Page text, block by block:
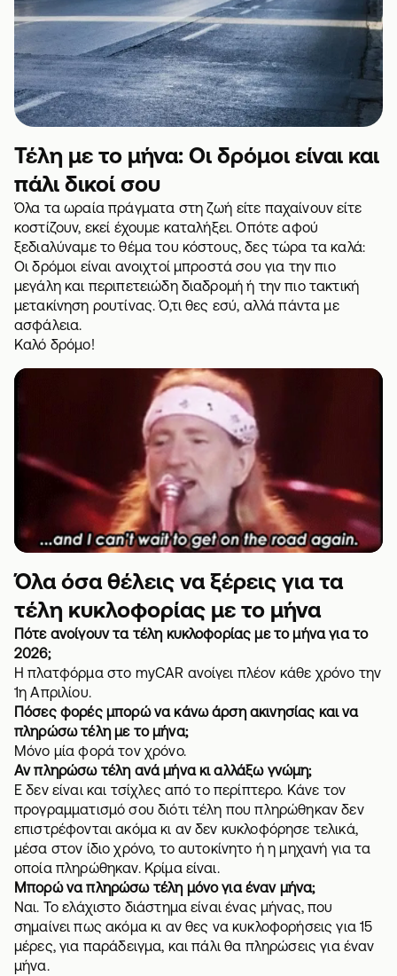
Τέλη με το μήνα: Οι δρόμοι είναι και
πάλι δικοί σου
Όλα τα ωραία πράγματα στη ζωή είτε παχαίνουν είτε
κοστίζουν, εκεί έχουμε καταλήξει. Οπότε αφού
ξεδιαλύναμε το θέμα του κόστους, δες τώρα τα καλά:
Οι δρόμοι είναι ανοιχτοί μπροστά σου για την πιο
μεγάλη και περιπετειώδη διαδρομή ή την πιο τακτική
μετακίνηση ρουτίνας. Ό,τι θες εσύ, αλλά πάντα με
ασφάλεια
Καλό δρόμο!
Όλα όσα θέλεις να ξέρεις για τα
τέλη κυκλοφορίας με το μήνα
Πότε ανοίγουν τα τέλη κυκλοφορίας με το μήνα για το
2026;
Η πλατφόρμα στο myCAR ανοίγει πλέον κάθε χρόνο την
1η Απριλίου.
Πόσες φορές μπορώ να κάνω άρση ακινησίας και να
πληρώσω τέλη με το μήνα;
Μόνο μία φορά τον χρόνο.
Αν πληρώσω τέλη ανά μήνα κι αλλάξω γνώμη;
Ε δεν είναι και τσίχλες από το περίπτερο. Κάνε τον
προγραμματισμό σου διότι τέλη που πληρώθηκαν δεν
επιστρέφονται ακόμα κι αν δεν κυκλοφόρησε τελικά,
μέσα στον ίδιο χρόνο, το αυτοκίνητο ή η μηχανή για τα
οποία πληρώθηκαν. Κρίμα είναι.
Μπορώ να πληρώσω τέλη μόνο για έναν μήνα;
Ναι. Το ελάχιστο διάστημα είναι ένας μήνας, που
σημαίνει πως ακόμα κι αν θες να κυκλοφορήσεις για 15
μέρες, για παράδειγμα, και πάλι θα πληρώσεις για έναν
μήνα.